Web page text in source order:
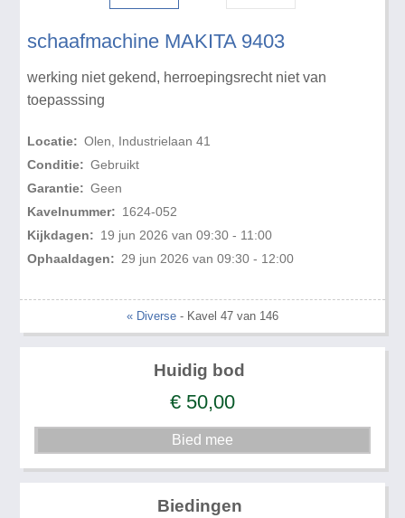
schaafmachine MAKITA 9403
werking niet gekend, herroepingsrecht niet van
toepasssing
Locatie: Olen, Industrielaan 41
Conditie: Gebruikt
Garantie: Geen
Kavelnummer: 1624-052
Kijkdagen: 19 jun 2026 van 09:30 - 11:00
Ophaaldagen: 29 jun 2026 van 09:30 - 12:00
« Diverse - Kavel 47 van 146
Huidig bod
€ 50,00
Biedingen